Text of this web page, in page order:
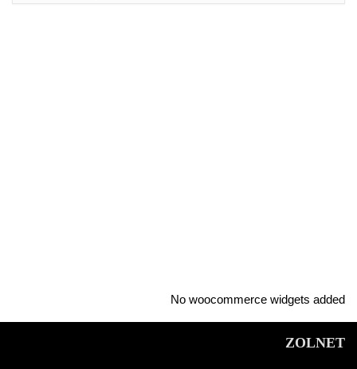
No woocommerce widgets added
ZOLNET